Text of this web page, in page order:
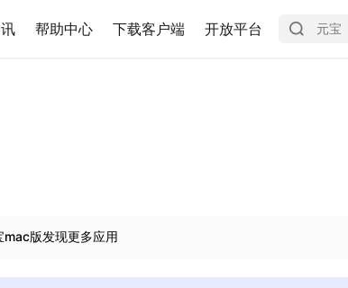
帮助中心 下载客户端 开放平台
版发现更多应用